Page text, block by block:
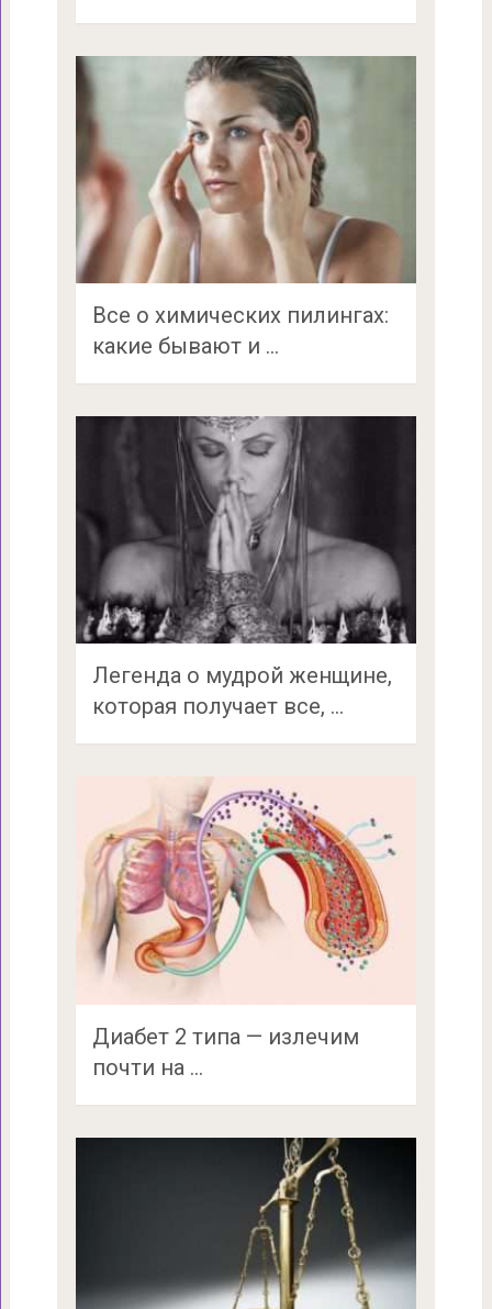
Все о химических пилингах:
какие бывают и …
Легенда о мудрой женщине,
которая получает все, …
Диабет 2 типа — излечим
почти на …